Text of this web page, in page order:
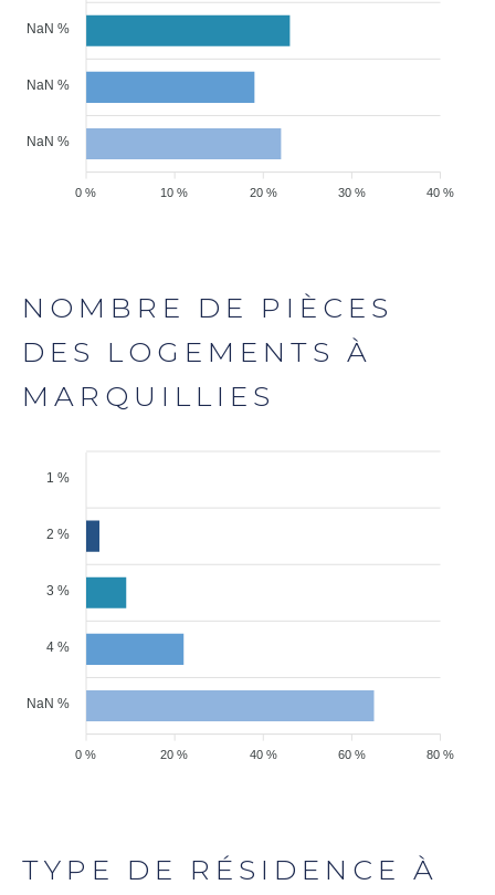
NaN %
NaN %
NaN %
40 %
30 %
20 %
10 %
0 %
NOMBRE DE PIÈCES
DES LOGEMENTS À
MARQUILLIES
1 %
2 %
3 %
4 %
NaN %
80 %
60 %
40 %
20 %
0 %
TYPE DE RÉSIDENCE À